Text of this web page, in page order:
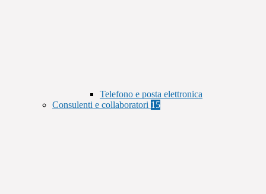
Telefono e posta elettronica
Consulenti e collaboratori 15